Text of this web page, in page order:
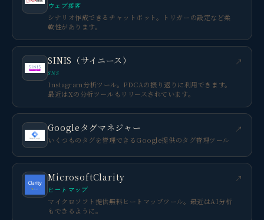
ウェブ接客
シナリオ作成できるチャットボット。トリガーの設定など柔
軟性があります。
SINIS（サイニース）
SNS
Instagram分析ツール。PDCAの振り返りに利用できます。
最近はXの分析ツールもリリースされています。
↗
Googleタグマネジャー
いくつものタグを管理できるGoogle提供のタグ管理ツール
↗
MicrosoftClarity
ヒートマップ
マイクロソフト提供無料ヒートマップツール。最近はAI分析
もできるように。
↗